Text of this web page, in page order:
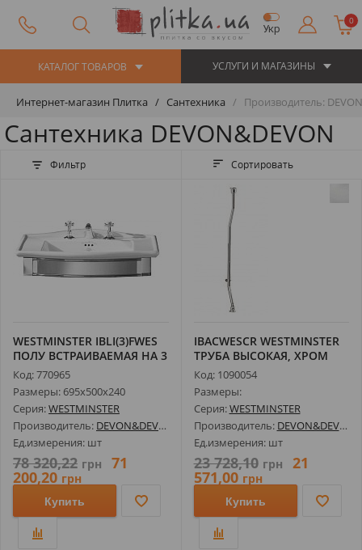
Укр
0
КАТАЛОГ ТОВАРОВ УСЛУГИ И МАГАЗИНЫ
Интернет-магазин Плитка Сантехника Производитель:
Сантехника DEVON&DEVON
Фильтр Сортировать
WESTMINSTER IBLI(3)FWES
ПОЛУ ВСТРАИВАЕМАЯ НА 3
ОТВ Ц...
Код: 770965
Размеры: 695х500х240
Серия:WESTMINSTER
Производитель: DEVON&DEVON
Ед.измерения: шт
78 320,22 грн 71
200,20 грн
Купить
IBACWESCR WESTMINSTER
ТРУБА ВЫСОКАЯ, ХРОМ
Код: 1090054
Размеры:
Серия:WESTMINSTER
Производитель: DEVON&DEVON
Ед.измерения: шт
23 728,10 грн 21
571,00 грн
Купить